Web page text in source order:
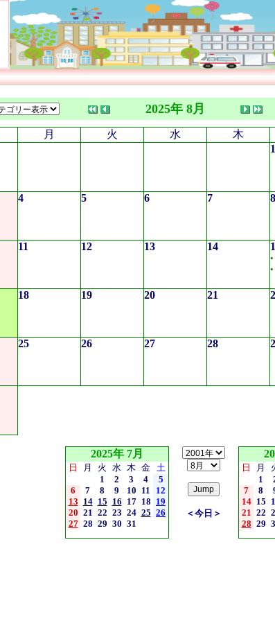
2025年 8月
月 火 水 木
1
4 5 6 7 8
11 12 13 14
•
•
18 19 20 21
25 26 27 28
2025年 7月
日 月 火 水 木 金 土
1
2 3 4
5
6
7 8 9 10 11
12
13 14 15 16 17 18 19
20 21 22 23 24 25 26
27 28 29 30 31
＜今日＞
日 月
1
7
8
14 15
21 22
28 29